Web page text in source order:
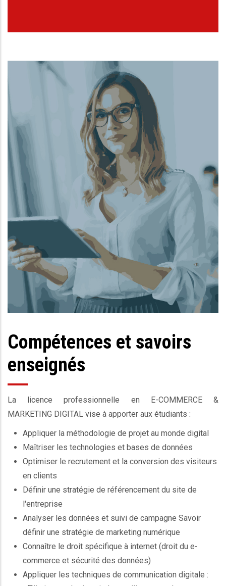
Compétences et savoirs
enseignés
La licence professionnelle en E-COMMERCE &
MARKETING DIGITAL vise à apporter aux étudiants :
Appliquer la méthodologie de projet au monde digital
Maîtriser les technologies et bases de données
Optimiser le recrutement et la conversion des visiteurs
en clients
Définir une stratégie de référencement du site de
l'entreprise
Analyser les données et suivi de campagne Savoir
définir une stratégie de marketing numérique
Connaître le droit spécifique à internet (droit du e-
commerce et sécurité des données)
Appliquer les techniques de communication digitale :